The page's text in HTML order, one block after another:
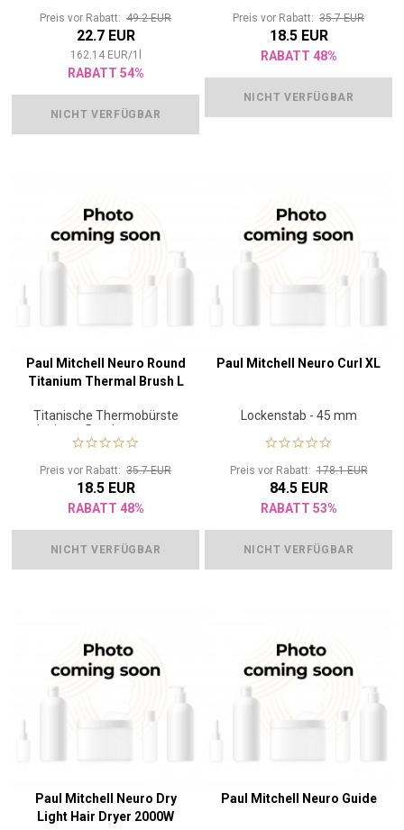
Preis vor Rabatt: 49.2 EUR
22.7 EUR
162.14 EUR/1
RABATT 54%
NICHT VERFÜGBAR
Preis vor Rabatt: 35.7 EUR
18.5 EUR
RABATT 48%
NICHT VERFÜGBAR
Paul Mitchell Neuro Round
Titanium Thermal Brush L
Titanische Thermobürste
mit einem Durchmesser von
5,3 cm
Preis vor Rabatt: 35.7 EUR
18.5 EUR
RABATT 48%
NICHT VERFÜGBAR
Paul Mitchell Neuro Curl XL
Lockenstab - 45 mm
Preis vor Rabatt:178.1 EUR
84.5 EUR
RABATT 53%
NICHT VERFÜGBAR
Paul Mitchell Neuro Dry
Light Hair Dryer 2000W
Paul Mitchell Neuro Guide